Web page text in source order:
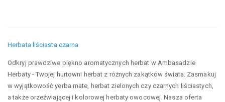
Herbata liściasta czarna
Odkryj prawdziwe piękno aromatycznych herbat w Ambasadzie
Herbaty - Twojej hurtowni herbat z różnych zakątków świata. Zasmakuj
w wyjątkowość yerba mate, herbat zielonych czy czarnych liściastych,
a także orzeźwiającej i kolorowej herbaty owocowej. Nasza oferta